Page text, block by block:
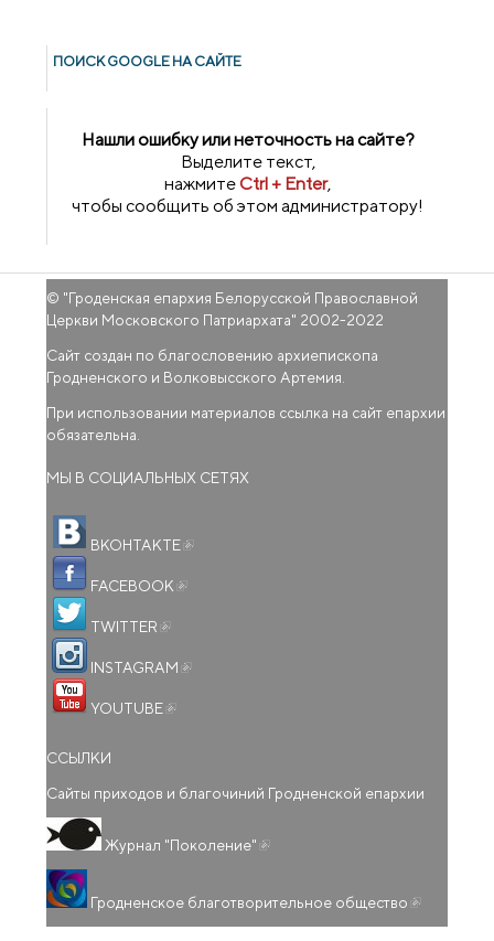
ПОИСК GOОGLE НА САЙТЕ
Нашли ошибку или неточность на сайте?
Выделите текст,
нажмитеCtrl + Enter,
чтобы сообщить об этом администратору!
© "Гроденская епархия Белорусской Православной
Церкви Московского Патриархата" 2002-2022
Сайт создан по благословению архиепископа
Гродненского и Волковысского Артемия.
При использовании материалов ссылка на сайт епархии
обязательна.
МЫ В СОЦИАЛЬНЫХ СЕТЯХ
ВКОНТАКТЕ
FACEBOOK
TWITTER
INSTAGRAM
YOUTUBE
ССЫЛКИ
Сайты приходов и благочиний Гродненской епархии
Журнал "Поколение"
Гродненское благотворительное общество ссылка)